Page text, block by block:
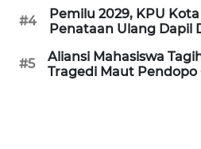
#4
Pemilu 2029, KPU
Penataan Ulang Dapil
#5
Aliansi Mahasiswa
Tragedi Maut
WN
BOROBUDUR
WN